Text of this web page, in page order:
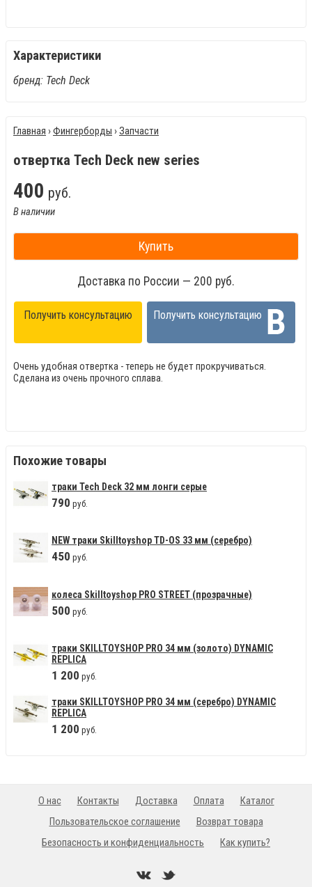
Характеристики
бренд: Tech Deck
Похожие товары
траки Tech Deck 32 мм лонги серые
790 руб.
NEW траки Skilltoyshop TD-OS 33 мм (серебро)
450 руб.
колеса Skilltoyshop PRO STREET (прозрачные)
500 руб.
траки SKILLTOYSHOP PRO 34 мм (золото) DYNAMIC
REPLICA
1 200 руб.
траки SKILLTOYSHOP PRO 34 мм (серебро) DYNAMIC
REPLICA
1 200 руб.
Главная ›Фингерборды ›Запчасти
отвертка Tech Deck new series
400 руб.
В наличии
Купить
Доставка по России — 200 руб.
Получить консультацию Получить консультацию
Очень удобная отвертка - теперь не будет прокручиваться.
Сделана из очень прочного сплава.
О нас Контакты Доставка Оплата
Каталог
Пользовательское соглашение
Возврат товара
Безопасность и конфиденциальность
Как купить?